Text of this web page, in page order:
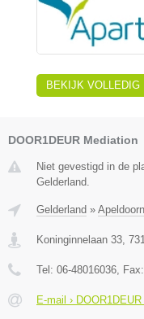
BEKIJK VOLLEDIG
DOOR1DEUR Mediation
Niet gevestigd in de
Gelderland.
Gelderland » Apeldoorn
Koninginnelaan 33
Tel: 06-48016036 , Fax:
E-mail ›